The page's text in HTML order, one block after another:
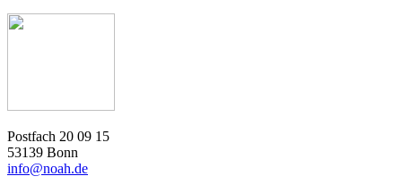
Postfach 20 09 15
53139 Bonn
info@noah.de